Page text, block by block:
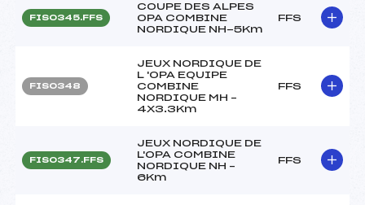
FIS0345.FFS
COUPE DES ALPES
OPA COMBINE
NORDIQUE NH-5Km
FFS
FIS0348
JEUX NORDIQUE DE
L 'OPA EQUIPE
COMBINE
NORDIQUE MH –
4X3.3Km
FFS
FIS0347.FFS
JEUX NORDIQUE DE
L'OPA COMBINE
NORDIQUE NH –
6Km
FFS